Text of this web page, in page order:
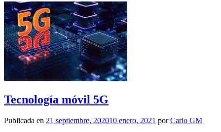
Tecnología móvil 5G
Publicada en 21 septiembre, 202010 enero, 2021 porCarlo GM